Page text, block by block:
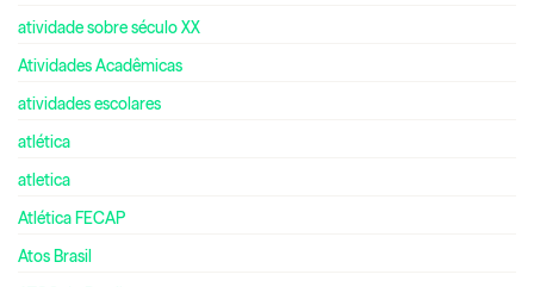
atividade sobre século XX
Atividades Acadêmicas
atividades escolares
atlética
atletica
Atlética FECAP
Atos Brasil